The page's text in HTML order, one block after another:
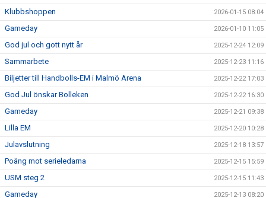
Klubbshoppen 2026-01-15 08:04
Gameday 2026-01-10 11:05
God jul och gott nytt år 2025-12-24 12:09
Sammarbete 2025-12-23 11:16
Biljetter till Handbolls-EM i Malmö Arena 2025-12-22 17:03
God Jul önskar Bolleken 2025-12-22 16:30
Gameday 2025-12-21 09:38
Lilla EM 2025-12-20 10:28
Julavslutning 2025-12-18 13:57
Poäng mot serieledarna 2025-12-15 15:59
USM steg 2 2025-12-15 11:43
Gameday 2025-12-13 08:20